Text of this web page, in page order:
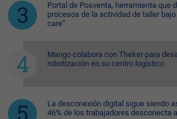
Portal de Posventa, herramienta que
procesos de la actividad de taller bajo
care”
Mango colabora con Theker para
robotización en su centro logístico
La desconexión digital sigue siendo
46% de los trabajadores desconecta